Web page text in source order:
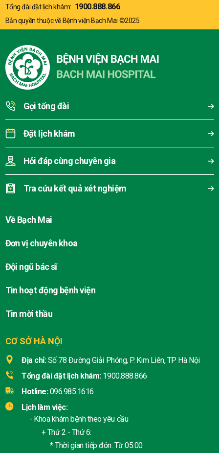
Tổng đài đặt lịch khám: 1900.888.866
Bản quyền thuộc về Bệnh viện Bạch Mai ©2025
CƠ SỞ HÀ NỘI
Địa chỉ: Số 78 Đường Giải Phóng, P. Kim Liên, TP Hà Nội
Tổng đài đặt lịch khám: 1900.888.866
Hotline: 096.985.1616
Lịch làm việc:
- Khoa khám bệnh theo yêu cầu
+ Thứ 2 - Thứ 6:
* Thời gian tiếp đón: Từ 05:00
Gọi tổng đài
Đặt lịch khám
Hỏi đáp cùng chuyên gia
Tra cứu kết quả xét nghiệm
Về Bạch Mai
Đơn vị chuyên khoa
Đội ngũ bác sĩ
Tin hoạt động bệnh viện
Tin mời thầu